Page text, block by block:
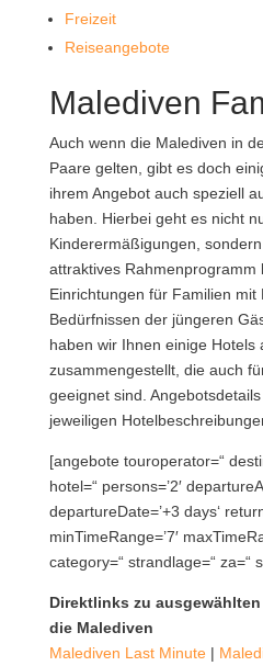
Freizeit
Reiseangebote
Malediven
Auch wenn die Malediven in
Paare gelten, gibt es doch
ihrem Angebot auch speziell
haben. Hierbei geht es nicht
Kinderermäßigungen,
attraktives Rahmenprogramm
Einrichtungen für Familien mit
Bedürfnissen der jüngeren
haben wir Ihnen einige Hotels
zusammengestellt, die auch
geeignet sind.
jeweiligen
[angebote touroperator=“
hotel=“ persons=’2′
departureDate=’+3 days‘
minTimeRange=’7′
category=“ strandlage=“ za=“
Direktlinks zu
die Malediven
Malediven Last Minute|